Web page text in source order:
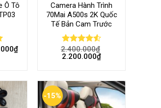
Ô Tô
₫
Camera Hành Trình
70Mai A500s 2K Quốc
Tế Bản Cam Trước
Rated4.56
out of 5
2.400.000₫
2.200.000₫
-15%